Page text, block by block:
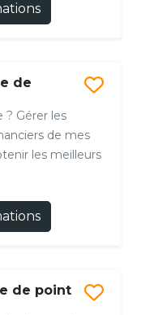
de
? Gérer les
de mes
les meilleurs
de point